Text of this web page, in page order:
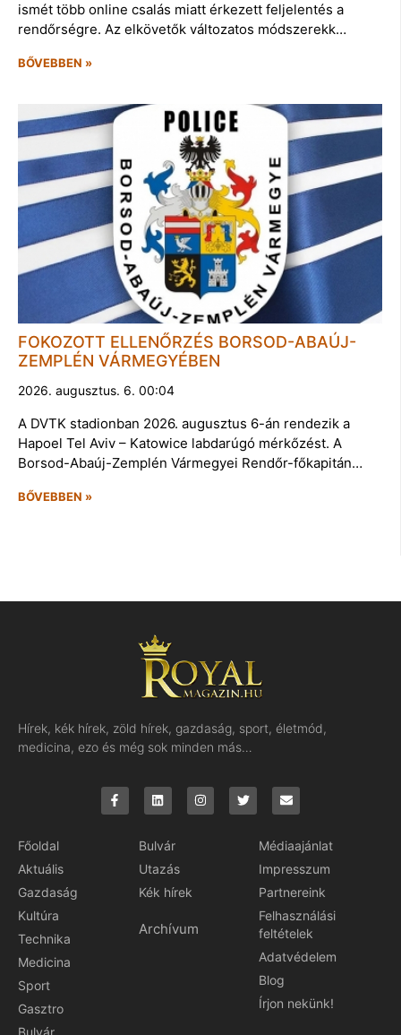
ismét több online csalás miatt érkezett feljelentés a
rendőrségre. Az elkövetők változatos módszerekk…
BŐVEBBEN »
FOKOZOTT ELLENŐRZÉS BORSOD-ABAÚJ-
ZEMPLÉN VÁRMEGYÉBEN
2026. augusztus. 6. 00:04
A DVTK stadionban 2026. augusztus 6-án rendezik a
Hapoel Tel Aviv – Katowice labdarúgó mérkőzést. A
Borsod-Abaúj-Zemplén Vármegyei Rendőr-főkapitán…
BŐVEBBEN »
Hírek, kék hírek, zöld hírek, gazdaság, sport, életmód,
medicina, ezo és még sok minden más…
Főoldal
Aktuális
Gazdaság
Kultúra
Technika
Medicina
Sport
Gasztro
Bulvár
Bulvár
Utazás
Kék hírek
Archívum
Médiaajánlat
Impresszum
Partnereink
Felhasználási
feltételek
Adatvédelem
Blog
Írjon nekünk!